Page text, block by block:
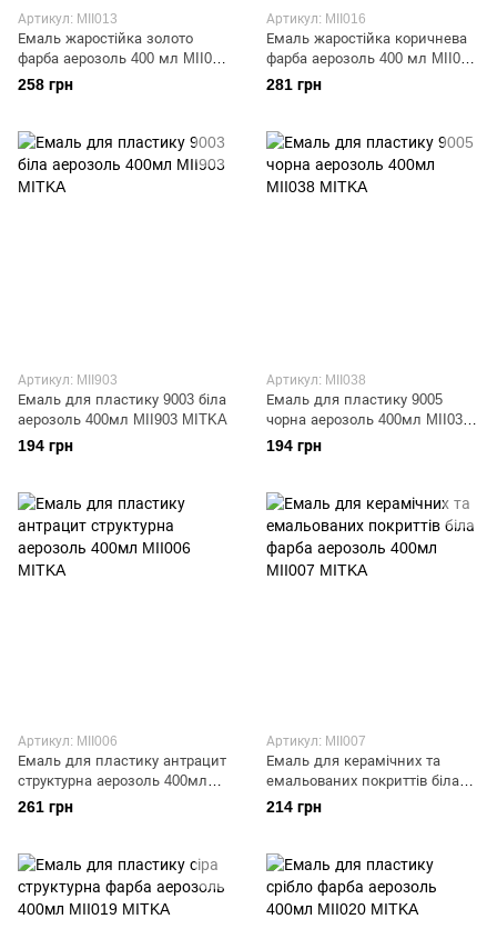
Артикул: MII013
Емаль жаростійка золото
фарба аерозоль 400 мл MII013
МІТКА
258 грн
Артикул: MII016
Емаль жаростійка коричнева
фарба аерозоль 400 мл MII016
МІТКА
281 грн
Артикул: MII903
Емаль для пластику 9003 біла
аерозоль 400мл MII903 MITKA
194 грн
Артикул: MII038
Емаль для пластику 9005
чорна аерозоль 400мл MII038
MITKA
194 грн
Артикул: MII006
Емаль для пластику антрацит
структурна аерозоль 400мл
MII006 MITKA
261 грн
Артикул: MII007
Емаль для керамічних та
емальованих покриттів біла
фарба аерозоль 400мл MII007
MITKA
214 грн